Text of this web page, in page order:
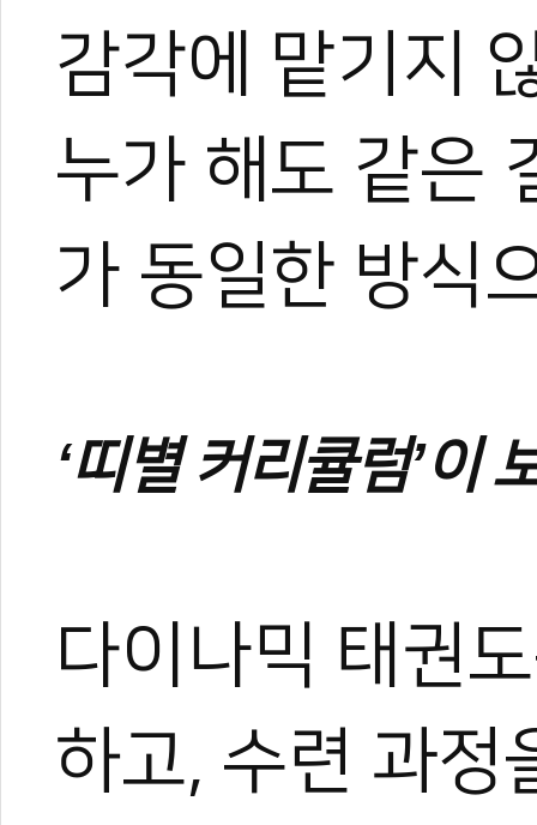
감각에 맡기지
누가 해도 같은
가 동일한 방식
‘띠별 커리큘럼’이
다이나믹 태권
하고, 수련 과정
#성공도장 #도장활성화 #대한태권도협회 #KTA #시스템